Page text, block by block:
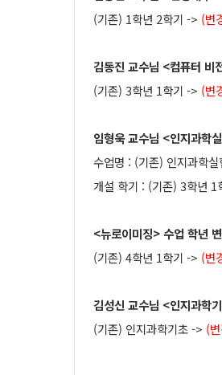
(기존) 1학년 2학기 -> (변
김동진 교수님 <컴퓨터 비
(기존) 3학년 1학기 -> (변
임형욱 교수님 <인지과학
수업명 : (기존) 인지과학
개설 학기 : (기존) 3학년 1
<뉴로이미징> 수업 학년
(기존) 4학년 1학기 -> (변
김성신 교수님 <인지과학
(기존) 인지과학기초 -> (